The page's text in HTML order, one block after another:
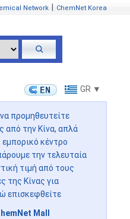
Network ChemNet Korea
GR ▼
προμηθευτείτε
από την Κίνα, απλά
εμπορικό κέντρο
την τελευταία
τιμή από τους
της Κίνας για
επισκεφθείτε
Mall